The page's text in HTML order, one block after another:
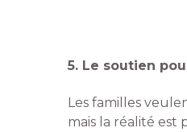
5. Le soutien
Les familles
mais la réalité est